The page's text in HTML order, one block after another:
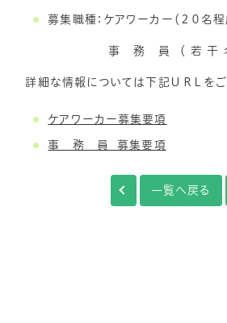
募集職種：ケアワーカー（２０名程
事 務 員 （ 若 干 名
詳細な情報については下記ＵＲＬをご
ケアワーカー募集要項
事 務 員 募集要項
一覧へ戻る